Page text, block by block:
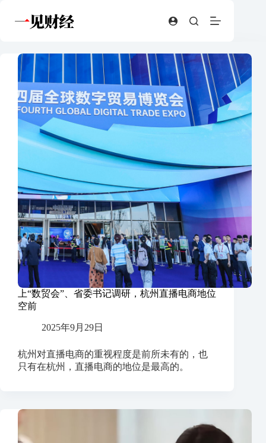
上“数贸会”、省委书记调研，杭州直播电商地位
空前
2025年9月29日
杭州对直播电商的重视程度是前所未有的，也
只有在杭州，直播电商的地位是最高的。